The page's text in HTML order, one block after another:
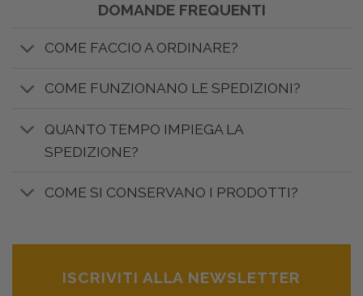
DOMANDE FREQUENTI
COME FACCIO A ORDINARE?
COME FUNZIONANO LE SPEDIZIONI?
QUANTO TEMPO IMPIEGA LA
SPEDIZIONE?
COME SI CONSERVANO I PRODOTTI?
ISCRIVITI ALLA NEWSLETTER